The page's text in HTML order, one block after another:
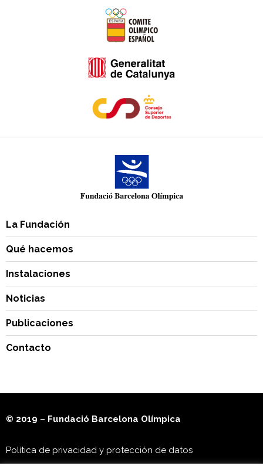
La Fundación
Qué hacemos
Instalaciones
Noticias
Publicaciones
Contacto
© 2019 – Fundació Barcelona Olímpica
Política de privacidad y protección de datos